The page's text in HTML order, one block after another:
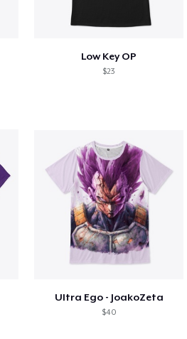
Low Key OP
$23
Ultra Ego - JoakoZeta
$40